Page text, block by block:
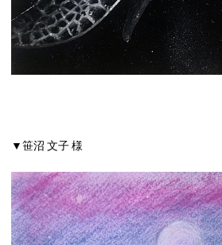
▼笹沼 文子 様